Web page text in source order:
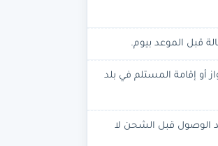
قبل الموعد بيوم.
أو إقامة المستلم في بلد
الوصول قبل الشحن لا